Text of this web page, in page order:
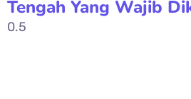
Tengah Yang Wajib